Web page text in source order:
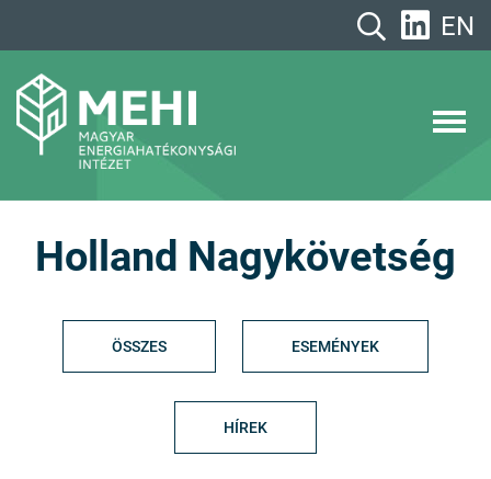
EN
Holland Nagykövetség
ÖSSZES ESEMÉNYEK
HÍREK